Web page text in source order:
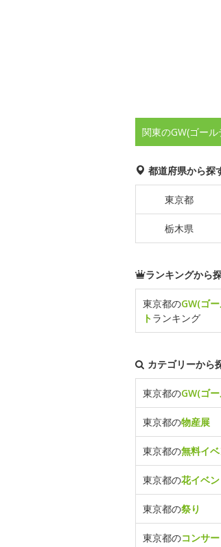
関東のGW(ゴー
都道府県から探
東京都
栃木県
ランキングから
東京都のGW(ゴ
トランキング
カテゴリーから
東京都のGW(ゴ
東京都の物産展
東京都の無料イ
東京都の花イベン
東京都の祭り
東京都のコンサ